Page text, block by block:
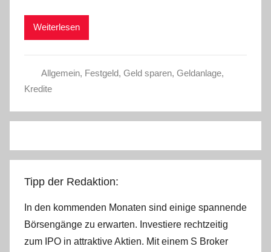
Weiterlesen
Allgemein, Festgeld, Geld sparen, Geldanlage,
Kredite
Tipp der Redaktion:
In den kommenden Monaten sind einige spannende
Börsengänge zu erwarten. Investiere rechtzeitig
zum IPO in attraktive Aktien. Mit einem S Broker